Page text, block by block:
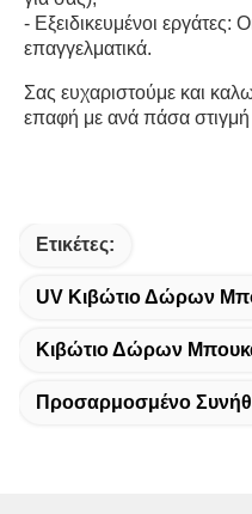
- Εξειδικευμένοι εργάτες:
επαγγελματικά.
Σας ευχαριστούμε και
επαφή με ανά πάσα στιγμή
Ετικέτες:
UV Κιβώτιο Δώρων
Κιβώτιο Δώρων
Προσαρμοσμένο